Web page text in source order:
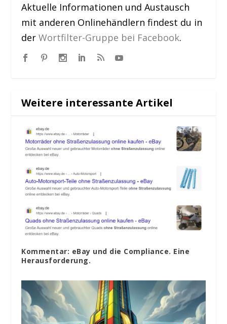
Aktuelle Informationen und Austausch
mit anderen Onlinehändlern findest du in
derWortfilter-Gruppe bei Facebook.
Weitere interessante Artikel
Kommentar: eBay und die Compliance. Eine
Herausforderung.